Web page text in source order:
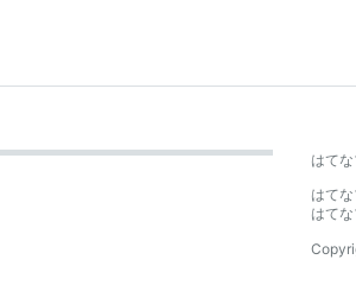
はて
はて
はて